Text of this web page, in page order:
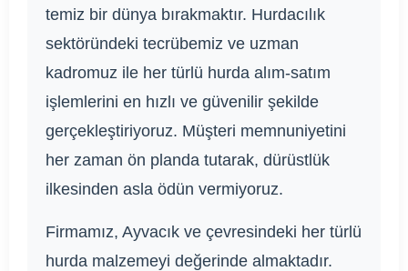
temiz bir dünya bırakmaktır. Hurdacılık
sektöründeki tecrübemiz ve uzman
kadromuz ile her türlü hurda alım-satım
işlemlerini en hızlı ve güvenilir şekilde
gerçekleştiriyoruz. Müşteri memnuniyetini
her zaman ön planda tutarak, dürüstlük
ilkesinden asla ödün vermiyoruz.
Firmamız, Ayvacık ve çevresindeki her türlü
hurda malzemeyi değerinde almaktadır.